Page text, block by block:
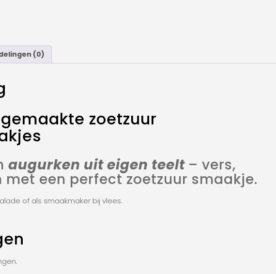
(0)
zoetzuur
augurken uit eigen teelt – vers,
met een perfect zoetzuur smaakje.
of als smaakmaker bij vlees.